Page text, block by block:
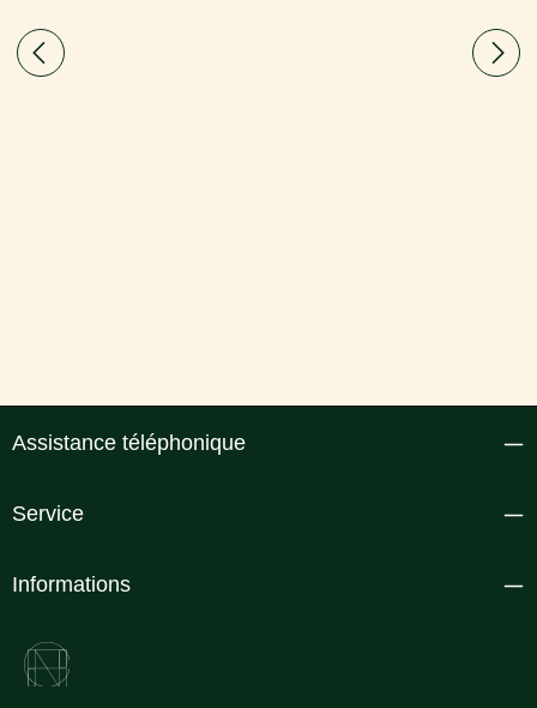
Assistance téléphonique
Service
Informations